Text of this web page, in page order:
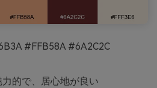
#FFB58A #6A2C2C
的で、居心地が良い